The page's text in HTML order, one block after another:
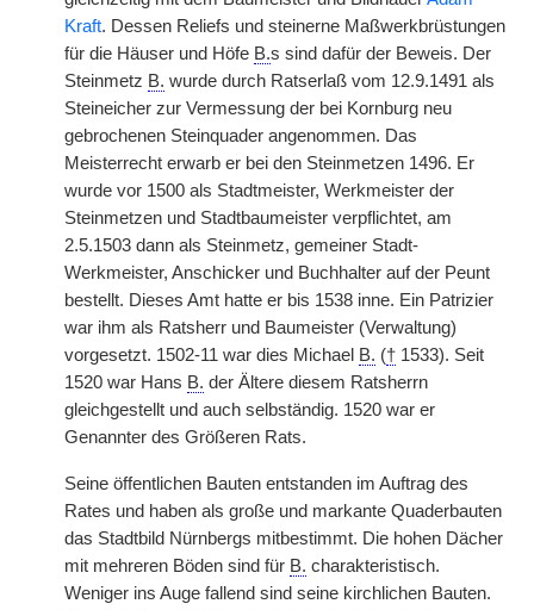
Kraft. Dessen Reliefs und steinerne Maßwerkbrüstungen
für die Häuser und Höfe B.s sind dafür der Beweis. Der
Steinmetz B. wurde durch Ratserlaß vom 12.9.1491 als
Steineicher zur Vermessung der bei Kornburg neu
gebrochenen Steinquader angenommen. Das
Meisterrecht erwarb er bei den Steinmetzen 1496. Er
wurde vor 1500 als Stadtmeister, Werkmeister der
Steinmetzen und Stadtbaumeister verpflichtet, am
2.5.1503 dann als Steinmetz, gemeiner Stadt-
Werkmeister, Anschicker und Buchhalter auf der Peunt
bestellt. Dieses Amt hatte er bis 1538 inne. Ein Patrizier
war ihm als Ratsherr und Baumeister (Verwaltung)
vorgesetzt. 1502-11 war dies Michael B. († 1533). Seit
1520 war Hans B. der Ältere diesem Ratsherrn
gleichgestellt und auch selbständig. 1520 war er
Genannter des Größeren Rats.
Seine öffentlichen Bauten entstanden im Auftrag des
Rates und haben als große und markante Quaderbauten
das Stadtbild Nürnbergs mitbestimmt. Die hohen Dächer
mit mehreren Böden sind für B. charakteristisch.
Weniger ins Auge fallend sind seine kirchlichen Bauten.